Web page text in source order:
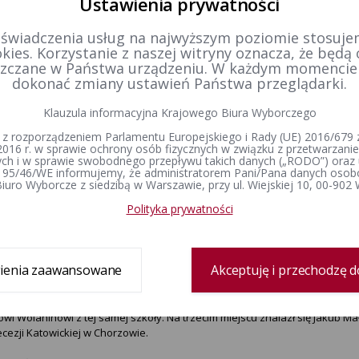
i zasady równości w prawie wyborczym.
kontrola wyborów prezydenckich i parlamentarnych w Polsce.
II etapu konkursu nastąpi do 13 kwietnia 2020 roku.
10) z Państwową Komisją Wyborczą i będą odpowiadać na trzy
uczestnicy trzeciego etapu i zwycięzcy konkursu otrzymają dyplomy.
uczestnicy otrzymają nagrody pieniężne – za pierwsze miejsce 1300
laureatów także dostaną nagrody – 600 złotych.
na temat konkursu będą systematycznie publikowane na stronie
. Informacje pojawiać się będą także na profilach
konkursu, która odbyła się 2019 roku zgłosiło się 7158 uczniów z 671
z II Liceum Ogólnokształcącego im. Generałowej Zamoyskiej i H.
Wolaninowi z tej samej szkoły. Na trzecim miejscu znalazł się Jakub
Katowickiej w Chorzowie.
usług na najwyższym poziomie
Korzystanie z naszej witryny oznacza, że będą
w Państwa urządzeniu. W każdym
dokonać zmiany ustawień Państwa przeglądarki.
Klauzula informacyjna Krajowego Biura Wyborczego
rozporządzeniem Parlamentu Europejskiego i Rady (UE) 2016/679
r. w sprawie ochrony osób fizycznych w związku z
i w sprawie swobodnego przepływu takich danych („RODO”) oraz
46/WE informujemy, że administratorem Pani/Pana danych
Wyborcze z siedzibą w Warszawie, przy ul. Wiejskiej 10, 00-902
Polityka prywatności
zaawansowane Akceptuję i przechodzę